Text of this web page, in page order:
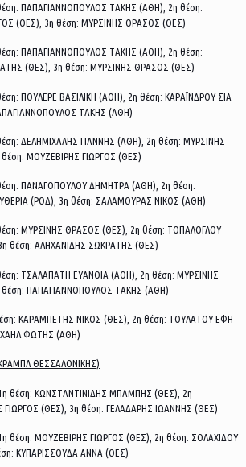
ΠΑΠΑΓΙΑΝΝΟΠΟΥΛΟΣ ΤΑΚΗΣ (ΑΘΗ), 2η θέση:
(ΘΕΣ), 3η θέση: ΜΥΡΣΙΝΗΣ ΘΡΑΣΟΣ (ΘΕΣ)
ΠΑΠΑΓΙΑΝΝΟΠΟΥΛΟΣ ΤΑΚΗΣ (ΑΘΗ), 2η θέση:
(ΘΕΣ), 3η θέση: ΜΥΡΣΙΝΗΣ ΘΡΑΣΟΣ (ΘΕΣ)
ΠΟΥΛΕΡΕ ΒΑΣΙΛΙΚΗ (ΑΘΗ), 2η θέση: ΚΑΡΑΪΝΔΡΟΥ ΣΙΑ
ΤΑΚΗΣ (ΑΘΗ)
ΔΕΛΗΜΙΧΑΛΗΣ ΓΙΑΝΝΗΣ (ΑΘΗ), 2η θέση: ΜΥΡΣΙΝΗΣ
ΜΟΥΖΕΒΙΡΗΣ ΓΙΩΡΓΟΣ (ΘΕΣ)
ΠΑΝΑΓΟΠΟΥΛΟΥ ΔΗΜΗΤΡΑ (ΑΘΗ), 2η θέση:
(ΡΟΔ), 3η θέση: ΣΑΛΑΜΟΥΡΑΣ ΝΙΚΟΣ (ΑΘΗ)
ΜΥΡΣΙΝΗΣ ΘΡΑΣΟΣ (ΘΕΣ), 2η θέση: ΤΟΠΑΛΟΓΛΟΥ
θέση: ΑΛΗΧΑΝΙΔΗΣ ΣΩΚΡΑΤΗΣ (ΘΕΣ)
ΤΣΑΛΑΠΑΤΗ ΕΥΑΝΘΙΑ (ΑΘΗ), 2η θέση: ΜΥΡΣΙΝΗΣ
ΠΑΠΑΓΙΑΝΝΟΠΟΥΛΟΣ ΤΑΚΗΣ (ΑΘΗ)
ΚΑΡΑΜΠΕΤΗΣ ΝΙΚΟΣ (ΘΕΣ), 2η θέση: ΤΟΥΛΑΤΟΥ ΕΦΗ
ΦΩΤΗΣ (ΑΘΗ)
ΘΕΣΣΑΛΟΝΙΚΗΣ)
θέση: ΚΩΝΣΤΑΝΤΙΝΙΔΗΣ ΜΠΑΜΠΗΣ (ΘΕΣ), 2η
ΓΙΩΡΓΟΣ (ΘΕΣ), 3η θέση: ΓΕΛΑΔΑΡΗΣ ΙΩΑΝΝΗΣ (ΘΕΣ)
θέση: ΜΟΥΖΕΒΙΡΗΣ ΓΙΩΡΓΟΣ (ΘΕΣ), 2η θέση: ΣΟΛΑΧΙΔΟΥ
ΚΥΠΑΡΙΣΣΟΥΔΑ ΑΝΝΑ (ΘΕΣ)